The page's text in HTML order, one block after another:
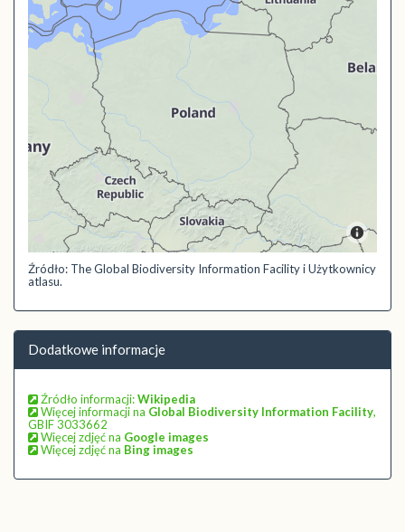
Źródło: The Global Biodiversity Information Facility i Użytkownicy
atlasu.
Dodatkowe informacje
Źródło informacji:Wikipedia
Więcej informacji na Global Biodiversity Information Facility,
GBIF 3033662
Więcej zdjęć na Google images
Więcej zdjęć na Bing images